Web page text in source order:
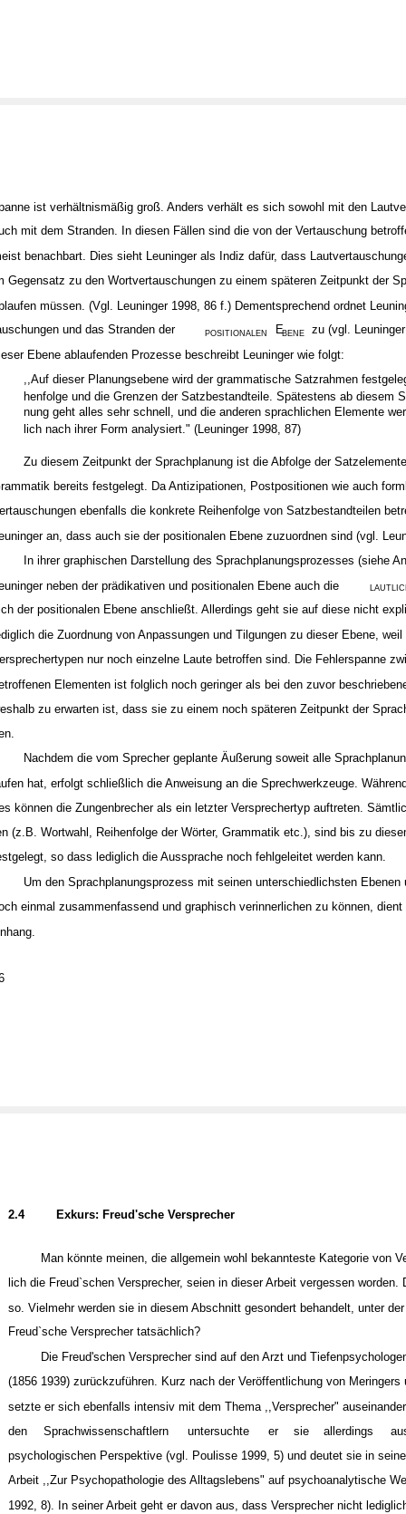
ist verhältnismäßig groß. Anders verhält es sich sowohl mit den
mit dem Stranden. In diesen Fällen sind die von der Vertauschung
benachbart. Dies sieht Leuninger als Indiz dafür, dass
Gegensatz zu den Wortvertauschungen zu einem späteren Zeitpunkt der
müssen. (Vgl. Leuninger 1998, 86 f.) Dementsprechend ordnet
und das Stranden der
POSITIONALEN EBENE
zu (vgl.
Ebene ablaufenden Prozesse beschreibt Leuninger wie folgt:
,,Auf dieser Planungsebene wird der grammatische Satzrahmen
henfolge und die Grenzen der Satzbestandteile. Spätestens ab diesem
nung geht alles sehr schnell, und die anderen sprachlichen Elemente
lich nach ihrer Form analysiert." (Leuninger 1998, 87)
Zu diesem Zeitpunkt der Sprachplanung ist die Abfolge der
bereits festgelegt. Da Antizipationen, Postpositionen wie auch
ebenfalls die konkrete Reihenfolge von Satzbestandteilen
an, dass auch sie der positionalen Ebene zuzuordnen sind (vgl.
In ihrer graphischen Darstellung des Sprachplanungsprozesses (siehe
neben der prädikativen und positionalen Ebene auch die
der positionalen Ebene anschließt. Allerdings geht sie auf diese nicht
die Zuordnung von Anpassungen und Tilgungen zu dieser Ebene,
nur noch einzelne Laute betroffen sind. Die Fehlerspanne
Elementen ist folglich noch geringer als bei den zuvor
zu erwarten ist, dass sie zu einem noch späteren Zeitpunkt der
Nachdem die vom Sprecher geplante Äußerung soweit alle
hat, erfolgt schließlich die Anweisung an die Sprechwerkzeuge.
können die Zungenbrecher als ein letzter Versprechertyp auftreten.
(z.B. Wortwahl, Reihenfolge der Wörter, Grammatik etc.), sind bis zu
so dass lediglich die Aussprache noch fehlgeleitet werden kann.
Um den Sprachplanungsprozess mit seinen unterschiedlichsten Ebenen
einmal zusammenfassend und graphisch verinnerlichen zu können,
2.4 Exkurs: Freud'sche Versprecher
Man könnte meinen, die allgemein wohl bekannteste Kategorie von
lich die Freud`schen Versprecher, seien in dieser Arbeit vergessen worden.
so. Vielmehr werden sie in diesem Abschnitt gesondert behandelt, unter
Freud`sche Versprecher tatsächlich?
Die Freud'schen Versprecher sind auf den Arzt und
(1856 1939) zurückzuführen. Kurz nach der Veröffentlichung von Meringers
setzte er sich ebenfalls intensiv mit dem Thema ,,Versprecher"
den
Sprachwissenschaftlern untersuchte er sie allerdings
psychologischen Perspektive (vgl. Poulisse 1999, 5) und deutet sie in
Arbeit ,,Zur Psychopathologie des Alltagslebens" auf psychoanalytische
1992, 8). In seiner Arbeit geht er davon aus, dass Versprecher nicht